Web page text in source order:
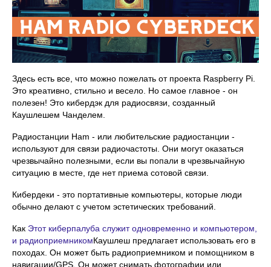
Здесь есть все, что можно пожелать от проекта Raspberry Pi.
Это креативно, стильно и весело. Но самое главное - он
полезен! Это кибердэк для радиосвязи, созданный
Каушлешем Чанделем.
Радиостанции Ham - или любительские радиостанции -
используют для связи радиочастоты. Они могут оказаться
чрезвычайно полезными, если вы попали в чрезвычайную
ситуацию в месте, где нет приема сотовой связи.
Кибердеки - это портативные компьютеры, которые люди
обычно делают с учетом эстетических требований.
Как Этот киберпалуба служит одновременно и компьютером,
и радиоприемникомКаушлеш предлагает использовать его в
походах. Он может быть радиоприемником и помощником в
навигации/GPS. Он может снимать фотографии или